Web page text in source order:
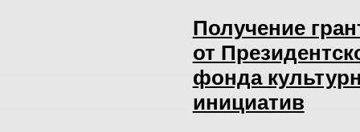
Получение
от
фонда
инициатив